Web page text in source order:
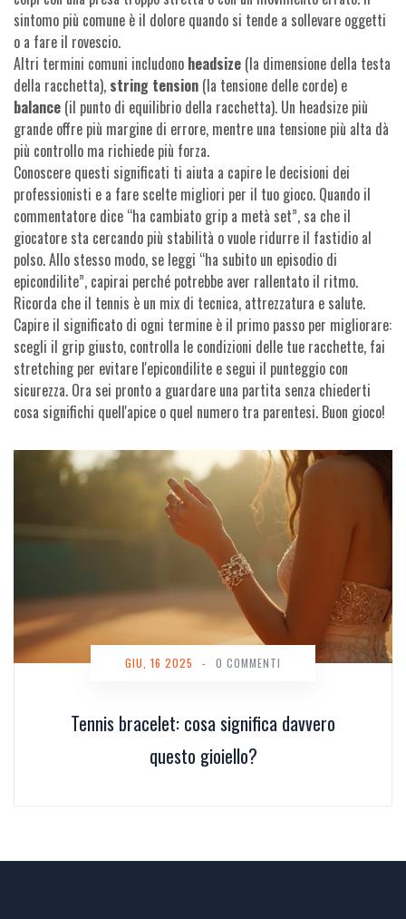
sintomo più comune è il dolore quando si tende a sollevare oggetti
o a fare il rovescio.
Altri termini comuni includono headsize (la dimensione della testa
della racchetta), string tension (la tensione delle corde) e
balance (il punto di equilibrio della racchetta). Un headsize più
grande offre più margine di errore, mentre una tensione più alta dà
più controllo ma richiede più forza.
Conoscere questi significati ti aiuta a capire le decisioni dei
professionisti e a fare scelte migliori per il tuo gioco. Quando il
commentatore dice “ha cambiato grip a metà set”, sa che il
giocatore sta cercando più stabilità o vuole ridurre il fastidio al
polso. Allo stesso modo, se leggi “ha subito un episodio di
epicondilite”, capirai perché potrebbe aver rallentato il ritmo.
Ricorda che il tennis è un mix di tecnica, attrezzatura e salute.
Capire il significato di ogni termine è il primo passo per migliorare:
scegli il grip giusto, controlla le condizioni delle tue racchette, fai
stretching per evitare l'epicondilite e segui il punteggio con
sicurezza. Ora sei pronto a guardare una partita senza chiederti
cosa significhi quell'apice o quel numero tra parentesi. Buon gioco!
Tennis bracelet: cosa significa davvero
questo gioiello?
GIU, 16 2025 - 0 COMMENTI